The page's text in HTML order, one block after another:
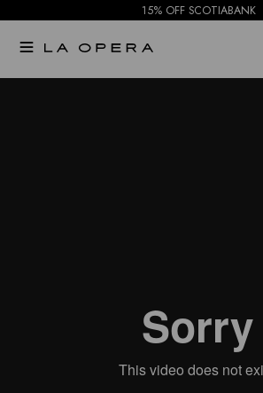
15% OFF SCOTIABANK
